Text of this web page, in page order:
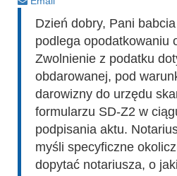
Dzień dobry, Pani
podlega opodatkowaniu
Zwolnienie z podatku
obdarowanej, pod
darowizny do urzędu
formularzu SD-Z2 w
podpisania aktu.
myśli specyficzne
dopytać notariusza, o